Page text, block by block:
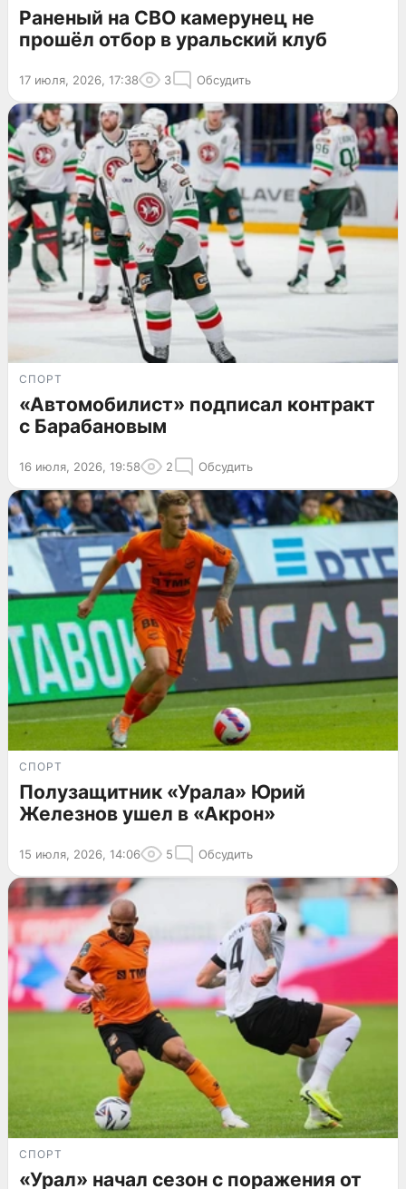
Раненый на СВО камерунец не
прошёл отбор в уральский клуб
17 июля, 2026, 17:38 3 Обсудить
СПОРТ
«Автомобилист» подписал контракт
с Барабановым
16 июля, 2026, 19:58 2 Обсудить
СПОРТ
Полузащитник «Урала» Юрий
Железнов ушел в «Акрон»
15 июля, 2026, 14:06 5 Обсудить
СПОРТ
«Урал» начал сезон с поражения от